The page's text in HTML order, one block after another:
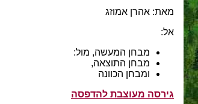
מאת: אהרן אמוזג
אל:
מבחן המעשה, מול:
מבחן התוצאה,
ומבחן הכוונה
גירסה מעוצבת להדפסה